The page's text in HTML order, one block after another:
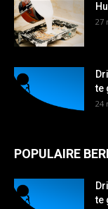
27
te
24
POPULAIRE
te